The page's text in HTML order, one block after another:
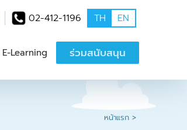
02-412-1196 TH EN
E-Learning ร่วมสนับสนุน
หน้าแรก